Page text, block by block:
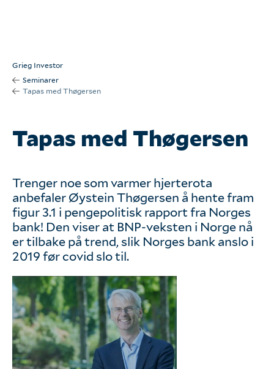
Hva tenker vi?
Våre tjenester
Våre kunder
Arkiv
English
Logg inn
Grieg Investor
Seminarer
Tapas med Thøgersen
Tapas med Thøgersen
Trenger noe som varmer hjerterota
anbefaler Øystein Thøgersen å hente fram
figur 3.1 i pengepolitisk rapport fra Norges
bank! Den viser at BNP-veksten i Norge nå
er tilbake på trend, slik Norges bank anslo i
2019 før covid slo til.